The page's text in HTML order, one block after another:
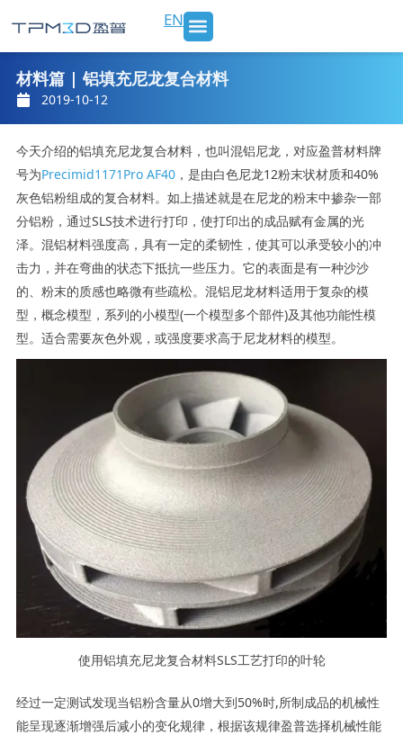
至
内
EN
材料篇 | 铝填充尼龙复合材料
2019-10-12
今天介绍的铝填充尼龙复合材料，也叫混铝尼龙，对应盈普材料牌
号为Precimid1171Pro AF40，是由白色尼龙12粉末状材质和40%
灰色铝粉组成的复合材料。如上描述就是在尼龙的粉末中掺杂一部
分铝粉，通过SLS技术进行打印，使打印出的成品赋有金属的光
泽。混铝材料强度高，具有一定的柔韧性，使其可以承受较小的冲
击力，并在弯曲的状态下抵抗一些压力。它的表面是有一种沙沙
的、粉末的质感也略微有些疏松。混铝尼龙材料适用于复杂的模
型，概念模型，系列的小模型(一个模型多个部件)及其他功能性模
型。适合需要灰色外观，或强度要求高于尼龙材料的模型。
使用铝填充尼龙复合材料SLS工艺打印的叶轮
经过一定测试发现当铝粉含量从0增大到50%时,所制成品的机械性
能呈现逐渐增强后减小的变化规律，根据该规律盈普选择机械性能